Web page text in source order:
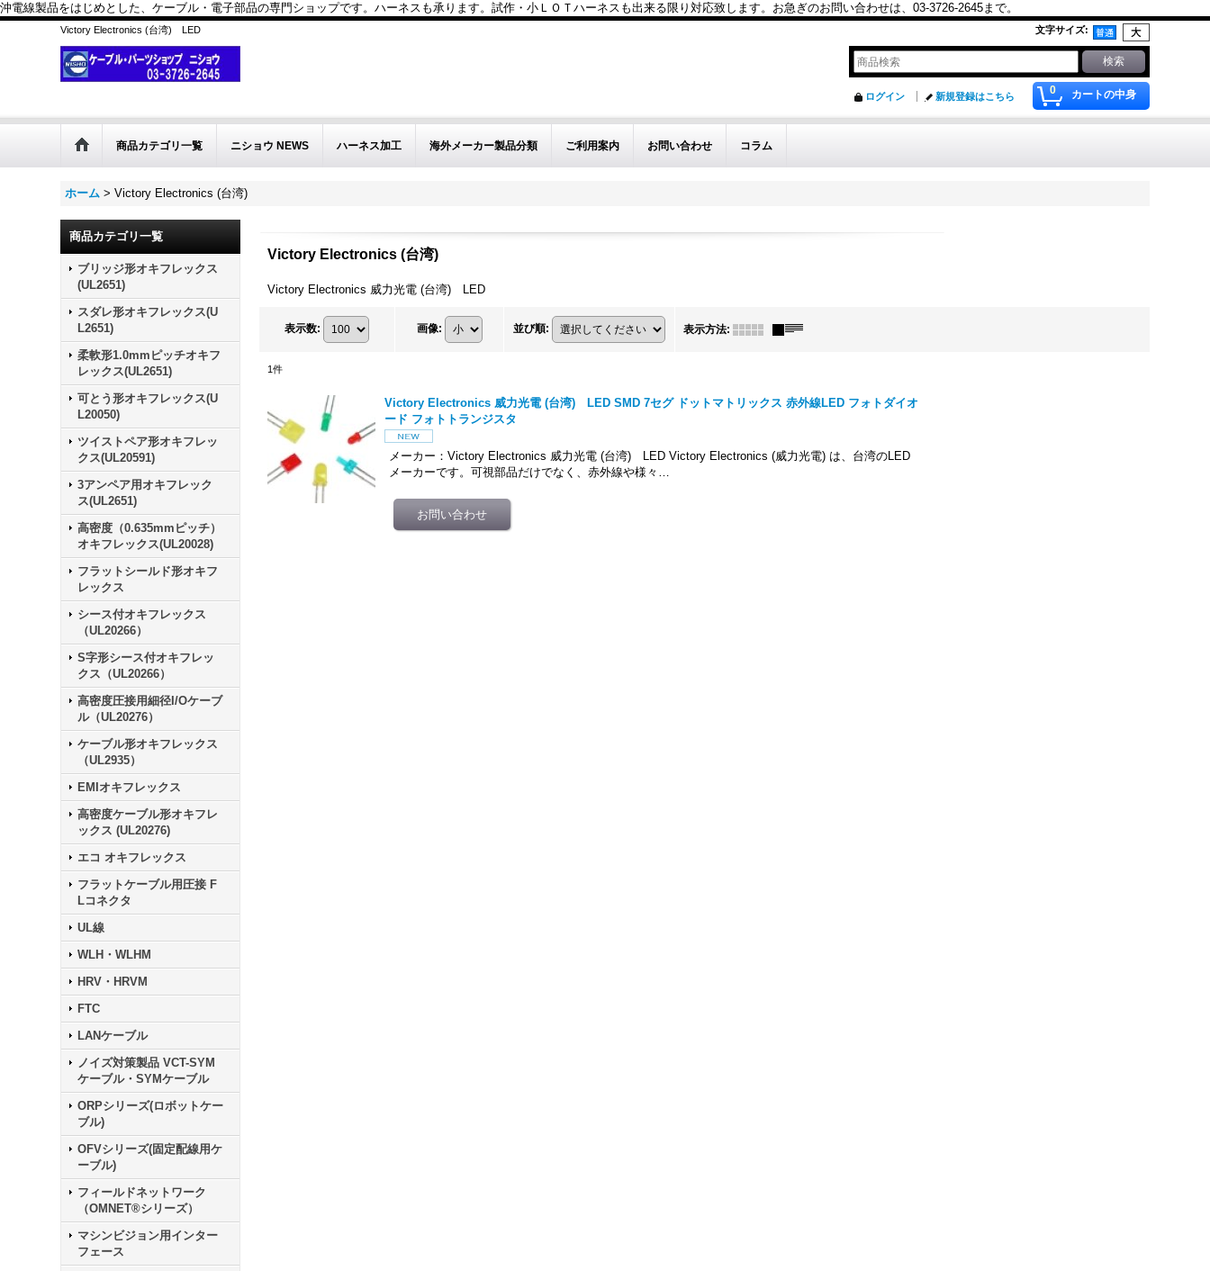
沖電線製品をはじめとした、ケーブル・電子部品の専門ショップです。ハーネスも承ります。試作・小ＬＯＴハーネスも出来る限り対応致します。お急ぎのお問い合わせは、03-3726-2645まで。
Victory Electronics (台湾) LED 文字サイズ:
0 カートの中身
ログイン 新規登録はこちら
商品カテゴリ一覧 ニショウ NEWS ハーネス加工 海外メーカー製品分類 ご利用案内 お問い合わせ コラム
ホーム > Victory Electronics (台湾)
商品カテゴリ一覧
ブリッジ形オキフレックス
(UL2651)
スダレ形オキフレックス(U
L2651)
柔軟形1.0mmピッチオキフ
レックス(UL2651)
可とう形オキフレックス(U
L20050)
ツイストペア形オキフレッ
クス(UL20591)
3アンペア用オキフレック
ス(UL2651)
高密度（0.635mmピッチ）
オキフレックス(UL20028)
フラットシールド形オキフ
レックス
シース付オキフレックス
（UL20266）
S字形シース付オキフレッ
クス（UL20266）
高密度圧接用細径I/Oケーブ
ル（UL20276）
ケーブル形オキフレックス
（UL2935）
EMIオキフレックス
高密度ケーブル形オキフレ
ックス (UL20276)
エコ オキフレックス
フラットケーブル用圧接 F
Lコネクタ
UL線
WLH・WLHM
HRV・HRVM
FTC
LANケーブル
ノイズ対策製品 VCT-SYM
ケーブル・SYMケーブル
ORPシリーズ(ロボットケー
ブル)
OFVシリーズ(固定配線用ケ
ーブル)
フィールドネットワーク
（OMNET®シリーズ）
マシンビジョン用インター
フェース
Victory Electronics (台湾)
Victory Electronics 威力光電 (台湾) LED
表示数: 画像: 並び順: 表示方法:
1件
Victory Electronics 威力光電 (台湾) LED SMD 7セグ ドットマトリックス 赤外線LED フォトダイオ
ード フォトトランジスタ
メーカー：Victory Electronics 威力光電 (台湾) LED Victory Electronics (威力光電) は、台湾のLED
メーカーです。可視部品だけでなく、赤外線や様々…